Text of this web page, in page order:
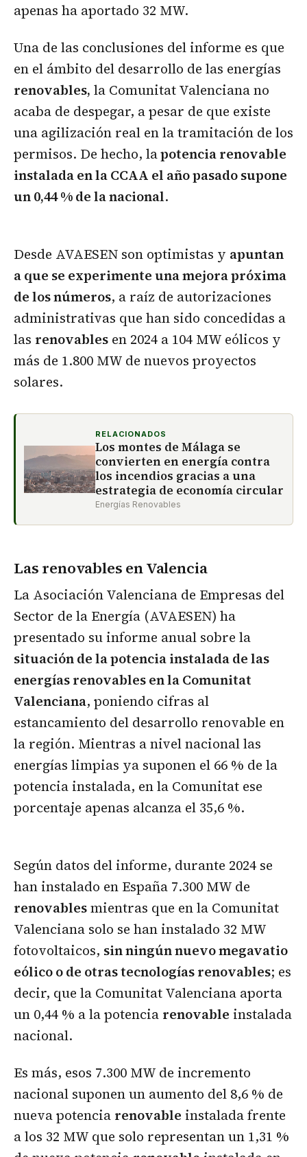
apenas ha aportado 32 MW.
Una de las conclusiones del informe es que
en el ámbito del desarrollo de las energías
renovables, la Comunitat Valenciana no
acaba de despegar, a pesar de que existe
una agilización real en la tramitación de los
permisos. De hecho, lapotencia renovable
instalada en la CCAA el año pasado supone
un 0,44 % de la nacional.
Desde AVAESEN son optimistas y apuntan
a que se experimente una mejora próxima
de los números, a raíz de autorizaciones
administrativas que han sido concedidas a
las renovables en 2024 a 104 MW eólicos y
más de 1.800 MW de nuevos proyectos
solares.
RELACIONADOS
Los montes de Málaga se
convierten en energía contra
los incendios gracias a una
estrategia de economía circular
Energías Renovables
Las renovables en Valencia
La Asociación Valenciana de Empresas del
Sector de la Energía (AVAESEN) ha
presentado su informe anual sobre la
situación de la potencia instalada de las
energías renovables en la Comunitat
Valenciana, poniendo cifras al
estancamiento del desarrollo renovable en
la región. Mientras a nivel nacional las
energías limpias ya suponen el 66 % de la
potencia instalada, en la Comunitat ese
porcentaje apenas alcanza el 35,6 %.
Según datos del informe, durante 2024 se
han instalado en España 7.300 MW de
renovablesmientras que en la Comunitat
Valenciana solo se han instalado 32 MW
fotovoltaicos, sin ningún nuevo megavatio
eólico o de otras tecnologías renovables; es
decir, que la Comunitat Valenciana aporta
un 0,44 % a la potencia renovable instalada
nacional.
Es más, esos 7.300 MW de incremento
nacional suponen un aumento del 8,6 % de
nueva potencia renovable instalada frente
a los 32 MW que solo representan un 1,31 %